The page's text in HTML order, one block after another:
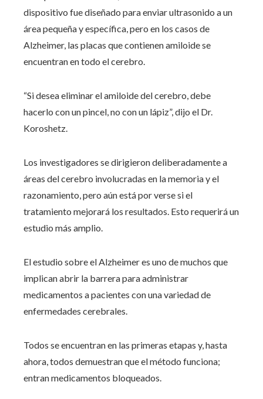
dispositivo fue diseñado para enviar ultrasonido a un
área pequeña y específica, pero en los casos de
Alzheimer, las placas que contienen amiloide se
encuentran en todo el cerebro.
“Si desea eliminar el amiloide del cerebro, debe
hacerlo con un pincel, no con un lápiz”, dijo el Dr.
Koroshetz.
Los investigadores se dirigieron deliberadamente a
áreas del cerebro involucradas en la memoria y el
razonamiento, pero aún está por verse si el
tratamiento mejorará los resultados. Esto requerirá un
estudio más amplio.
El estudio sobre el Alzheimer es uno de muchos que
implican abrir la barrera para administrar
medicamentos a pacientes con una variedad de
enfermedades cerebrales.
Todos se encuentran en las primeras etapas y, hasta
ahora, todos demuestran que el método funciona;
entran medicamentos bloqueados.